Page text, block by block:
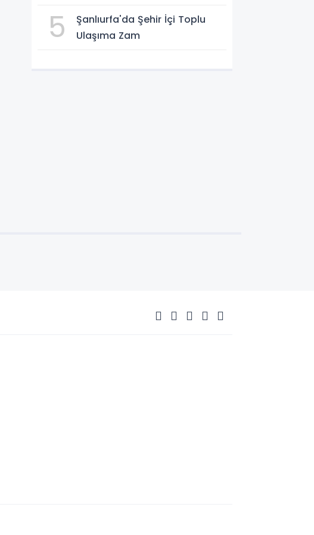
5
Şanlıurfa'da Şehir İçi Toplu
Ulaşıma Zam